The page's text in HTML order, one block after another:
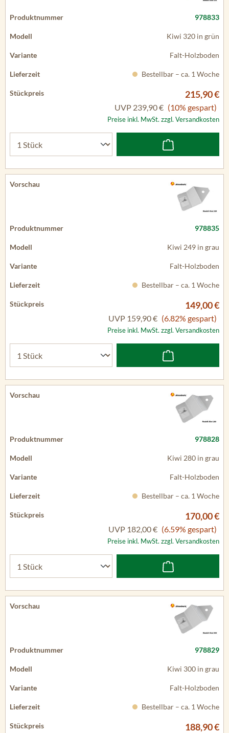
978833
Kiwi 320 in grün
Falt-Holzboden
Bestellbar – ca. 1 Woche
215,90 €
UVP 239,90 € (10% gespart)
Preise inkl. MwSt. zzgl. Versandkosten
978835
Kiwi 249 in grau
Falt-Holzboden
Bestellbar – ca. 1 Woche
149,00 €
UVP 159,90 € (6.82% gespart)
Preise inkl. MwSt. zzgl. Versandkosten
978828
Kiwi 280 in grau
Falt-Holzboden
Bestellbar – ca. 1 Woche
170,00 €
UVP 182,00 € (6.59% gespart)
Preise inkl. MwSt. zzgl. Versandkosten
978829
Kiwi 300 in grau
Falt-Holzboden
Bestellbar – ca. 1 Woche
188,90 €